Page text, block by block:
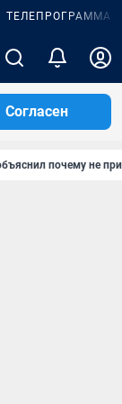
ТЕЛЕПРОГРАММА
Согласен
почему не